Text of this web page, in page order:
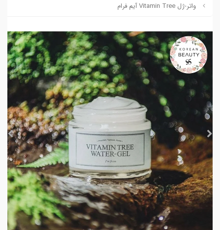
واتر-ژل Vitamin Tree آیم فرام